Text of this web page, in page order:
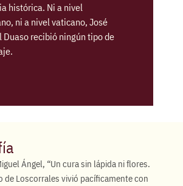
histórica. Ni a nivel
ni a nivel vaticano, José
Duaso recibió ningún tipo de
Ángel, “Un cura sin lápida ni flores.
de Loscorrales vivió pacíficamente con